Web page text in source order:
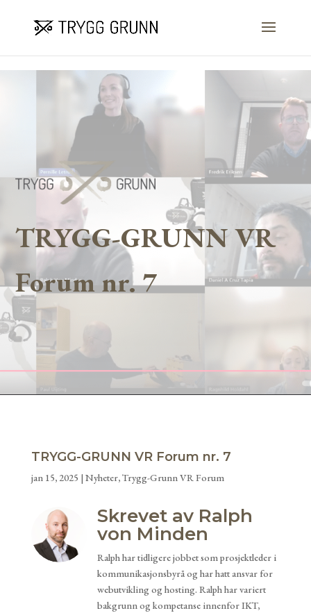
TRYGG-GRUNN VR
Forum nr. 7
TRYGG-GRUNN VR Forum nr. 7
jan 15, 2025 | Nyheter,Trygg-Grunn VR Forum
Skrevet av Ralph
von Minden
Ralph har tidligere jobbet som prosjektleder i
kommunikasjonsbyrå og har hatt ansvar for
webutvikling og hosting. Ralph har variert
bakgrunn og kompetanse innenfor IKT,